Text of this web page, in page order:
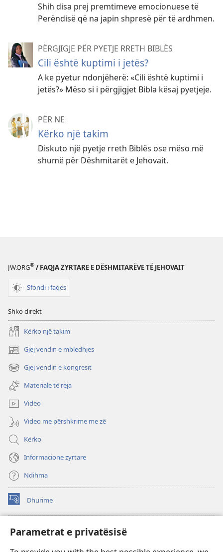
Parametrat e privatësisë
Shih disa prej premtimeve emocionuese të
Perëndisë që na japin shpresë për të ardhmen.
PËRGJIGJE PËR PYETJE RRETH BIBLËS
Cili është kuptimi i jetës?
A ke pyetur ndonjëherë: «Cili është kuptimi i
jetës?» Mëso si i përgjigjet Bibla kësaj pyetjeje.
PËR NE
Kërko një takim
Diskuto një pyetje rreth Biblës ose mëso më
shumë për Dëshmitarët e Jehovait.
JW.ORG® / FAQJA ZYRTARE E DËSHMITARËVE TË JEHOVAIT
Sfondi i faqes
Shko direkt
Kërko një takim
Gjej vendin e mbledhjes
(hap
dritare
të
re)
Gjej vendin e kongresit
(hap
dritare
të
re)
Materiale të reja
Video
Video me përshkrime me zë
Kërko
Informacione zyrtare
Ndihma
Dhurime
(hap
dritare
re)
BIBLIOTEKA ONLINE Watchtower
(hap